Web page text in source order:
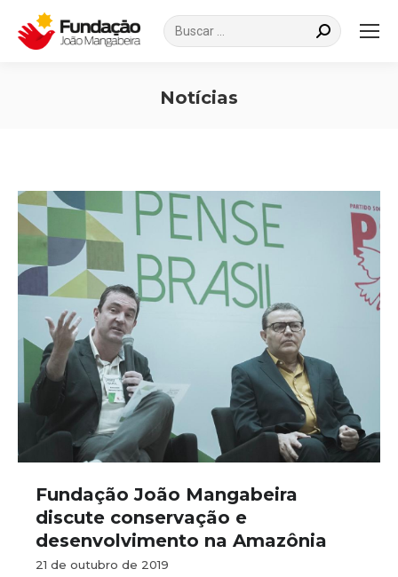
Search:
Notícias
Fundação João Mangabeira
discute conservação e
desenvolvimento na Amazônia
21 de outubro de 2019